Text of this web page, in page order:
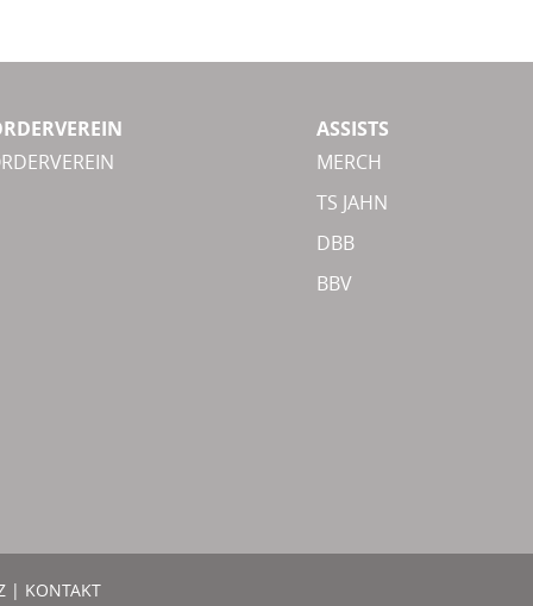
ASSISTS
MERCH
TS JAHN
DBB
BBV
| KONTAKT